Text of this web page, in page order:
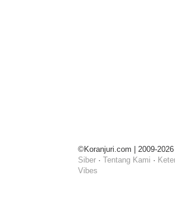
©Koranjuri.com | 2009-
Siber ·Tentang Kami ·
Vibes